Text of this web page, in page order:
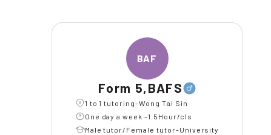
BAFS
Form 5,BAFS
1 to 1 tutoring-Wong Tai Sin
One day a week -1.5Hour/cls
Male tutor/Female tutor-University